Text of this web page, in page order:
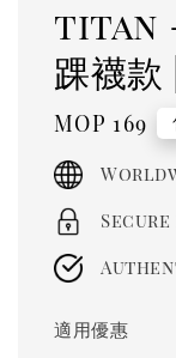
titan -
踝襪款
Regular
price
MOP 169
Secure
適用優惠